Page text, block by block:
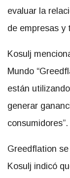
evaluar la
de empresas y
Kosulj
Mundo
están
generar
consumidores”.
Greedflation
Kosulj indicó